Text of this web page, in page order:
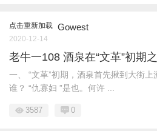
点击重新加载 Gowest
2020-12-14
老牛一108 酒泉在“文革”初期
一、 “文革”初期，酒泉首先揪到大街上
谁？ “仇寡妇 ”是也。何许 ...
3587 0